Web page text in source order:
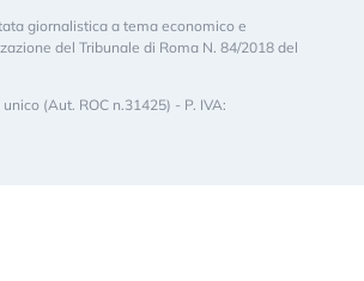
giornalistica a tema economico e
del Tribunale di Roma N. 84/2018 del
(Aut. ROC n.31425) - P. IVA: